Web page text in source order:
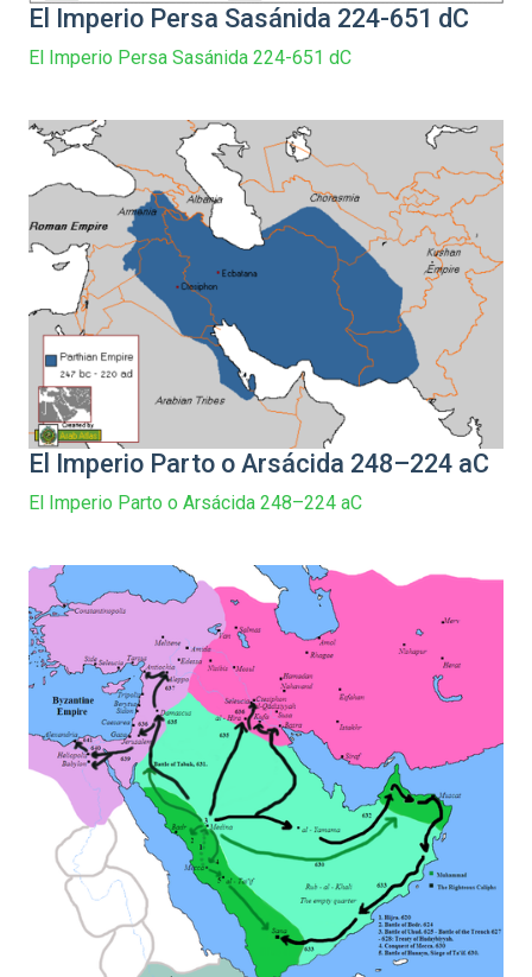
El Imperio Persa Sasánida 224-651 dC
El Imperio Persa Sasánida 224-651 dC
El Imperio Parto o Arsácida 248–224 aC
El Imperio Parto o Arsácida 248–224 aC